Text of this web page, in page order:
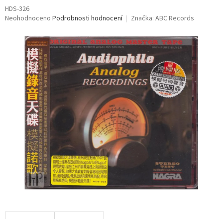
HDS-326
Průměrné
produktu
hvězdiček.
Neohodnoceno Podrobnosti hodnocení Značka: ABC Records